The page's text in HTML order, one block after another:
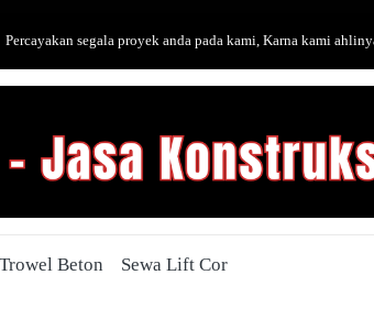
Percayakan segala proyek anda pada kami, Karna kami
Beton Sewa Lift Cor